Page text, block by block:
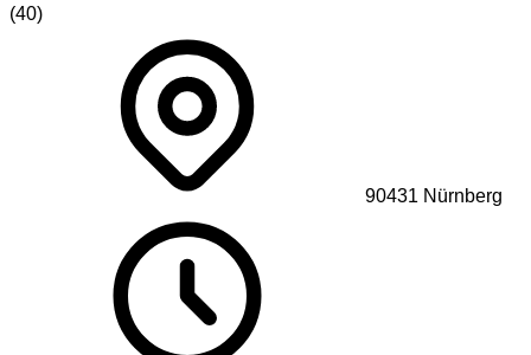
(40)
90431 Nürnberg